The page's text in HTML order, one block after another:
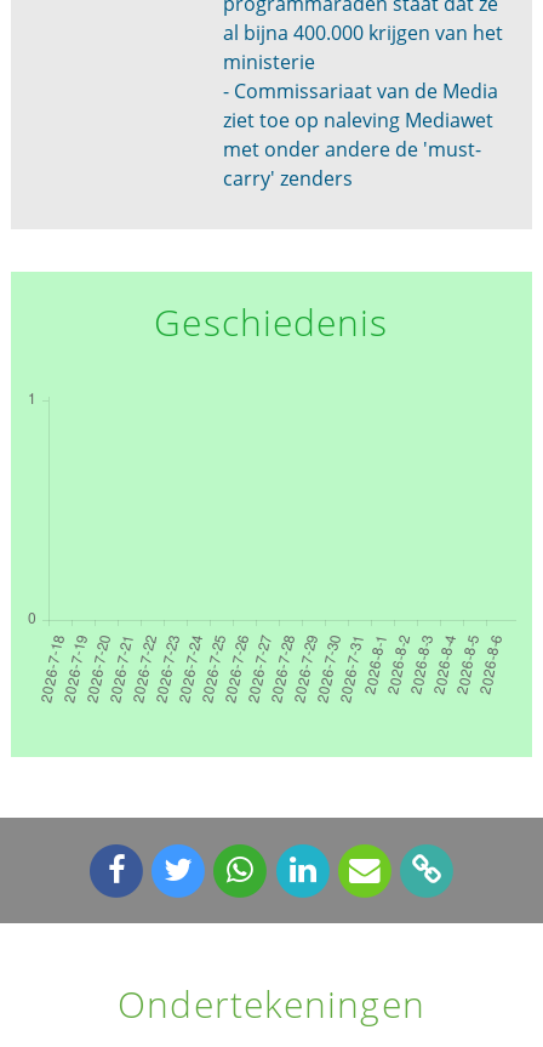
al bijna 400.000 krijgen van het
ministerie
- Commissariaat van de Media
ziet toe op naleving Mediawet
met onder andere de 'must-
carry' zenders
Geschiedenis
Ondertekeningen